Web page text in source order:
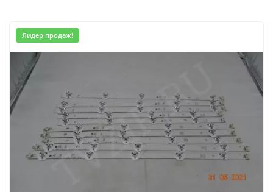
Лидер продаж!